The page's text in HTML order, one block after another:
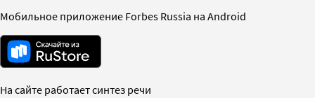
Мобильное приложение Forbes Russia на Android
На сайте работает синтез речи